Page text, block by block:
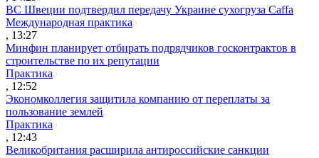
ВС Швеции подтвердил передачу Украине сухогруза Caffa
Международная практика
, 13:27
Минфин планирует отбирать подрядчиков госконтрактов в
строительстве по их репутации
Практика
, 12:52
Экономколлегия защитила компанию от переплаты за
пользование землей
Практика
, 12:43
Великобритания расширила антироссийские санкции